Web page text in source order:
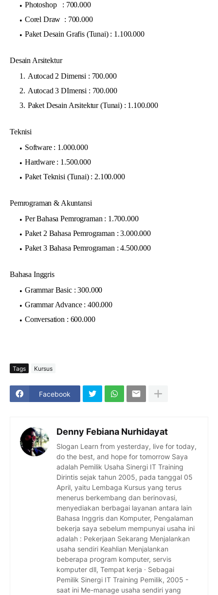
Photoshop : 700.000
Corel Draw : 700.000
Paket Desain Grafis (Tunai) : 1.100.000
Desain Arsitektur
Autocad 2 Dimensi : 700.000
Autocad 3 DImensi : 700.000
Paket Desain Arsitektur (Tunai) : 1.100.000
Teknisi
Software : 1.000.000
Hardware : 1.500.000
Paket Teknisi (Tunai) : 2.100.000
Pemrograman & Akuntansi
Per Bahasa Pemrograman : 1.700.000
Paket 2 Bahasa Pemrograman : 3.000.000
Paket 3 Bahasa Pemrograman : 4.500.000
Bahasa Inggris
Grammar Basic : 300.000
Grammar Advance : 400.000
Conversation : 600.000
Tags Kursus
Facebook
Denny Febiana Nurhidayat
Slogan Learn from yesterday, live for today,
do the best, and hope for tomorrow Saya
adalah Pemilik Usaha Sinergi IT Training
Dirintis sejak tahun 2005, pada tanggal 05
April, yaitu Lembaga Kursus yang terus
menerus berkembang dan berinovasi,
menyediakan berbagai layanan antara lain
Bahasa Inggris dan Komputer, Pengalaman
bekerja saya sebelum mempunyai usaha ini
adalah : Pekerjaan Sekarang Menjalankan
usaha sendiri Keahlian Menjalankan
beberapa program komputer, servis
komputer dll, Tempat kerja · Sebagai
Pemilik Sinergi IT Training Pemilik, 2005 -
saat ini Me-manage usaha sendiri yang